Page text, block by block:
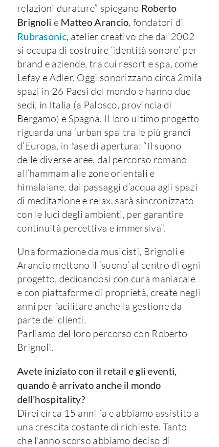
relazioni durature” spiegano Roberto
Brignoli e Matteo Arancio, fondatori di
Rubrasonic, atelier creativo che dal 2002
si occupa di costruire ‘identità sonore’ per
brand e aziende, tra cui resort e spa, come
Lefay e Adler. Oggi sonorizzano circa 2mila
spazi in 26 Paesi del mondo e hanno due
sedi, in Italia (a Palosco, provincia di
Bergamo) e Spagna. Il loro ultimo progetto
riguarda una ‘urban spa’ tra le più grandi
d’Europa, in fase di apertura: “Il suono
delle diverse aree, dal percorso romano
all’hammam alle zone orientali e
himalaiane, dai passaggi d’acqua agli spazi
di meditazione e relax, sarà sincronizzato
con le luci degli ambienti, per garantire
continuità percettiva e immersiva”.
Una formazione da musicisti, Brignoli e
Arancio mettono il ‘suono’ al centro di ogni
progetto, dedicandosi con cura maniacale
e con piattaforme di proprietà, create negli
anni per facilitare anche la gestione da
parte dei clienti.
Parliamo del loro percorso con Roberto
Brignoli.
Avete iniziato con il retail e gli eventi,
quando è arrivato anche il mondo
dell’hospitality?
Direi circa 15 anni fa e abbiamo assistito a
una crescita costante di richieste. Tanto
che l’anno scorso abbiamo deciso di